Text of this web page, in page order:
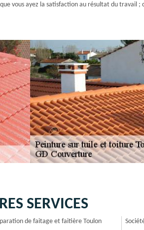
vous ayez la satisfaction au résultat du travail
SERVICES
de faitage et faitière Toulon